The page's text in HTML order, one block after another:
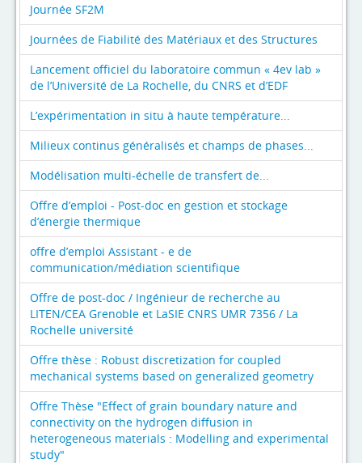
Journée SF2M
Journées de Fiabilité des Matériaux et des Structures
Lancement officiel du laboratoire commun « 4ev lab »
de l’Université de La Rochelle, du CNRS et d’EDF
L’expérimentation in situ à haute température...
Milieux continus généralisés et champs de phases...
Modélisation multi-échelle de transfert de...
Offre d’emploi - Post-doc en gestion et stockage
d’énergie thermique
offre d’emploi Assistant - e de
communication/médiation scientifique
Offre de post-doc / Ingénieur de recherche au
LITEN/CEA Grenoble et LaSIE CNRS UMR 7356 / La
Rochelle université
Offre thèse : Robust discretization for coupled
mechanical systems based on generalized geometry
Offre Thèse "Effect of grain boundary nature and
connectivity on the hydrogen diffusion in
heterogeneous materials : Modelling and experimental
study"